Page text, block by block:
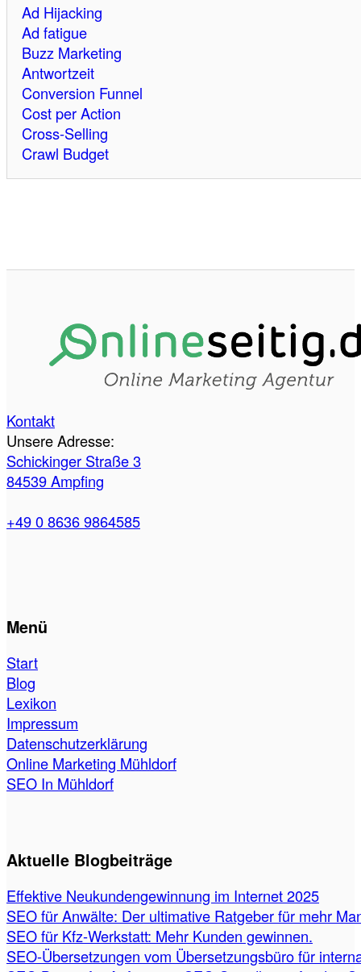
Ad Hijacking
Ad fatigue
Buzz Marketing
Antwortzeit
Conversion Funnel
Cost per Action
Cross-Selling
Crawl Budget
Kontakt
Unsere Adresse:
Schickinger Straße 3
84539 Ampfing
+49 0 8636 9864585
Menü
Start
Blog
Lexikon
Impressum
Datenschutzerklärung
Online Marketing Mühldorf
SEO In Mühldorf
Aktuelle Blogbeiträge
Effektive Neukundengewinnung im Internet 2025
SEO für Anwälte: Der ultimative Ratgeber für mehr
SEO für Kfz-Werkstatt: Mehr Kunden gewinnen.
SEO-Übersetzungen vom Übersetzungsbüro für